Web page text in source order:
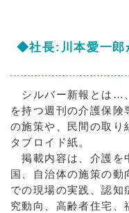
◆社長:川本愛一郎
シルバー新報とは…
を持つ週刊の介護保険
の施策や、民間の取り
タブロイド紙。
掲載内容は、介護を
国、自治体の施策の動
での現場の実践、認知
究動向、高齢者住宅、